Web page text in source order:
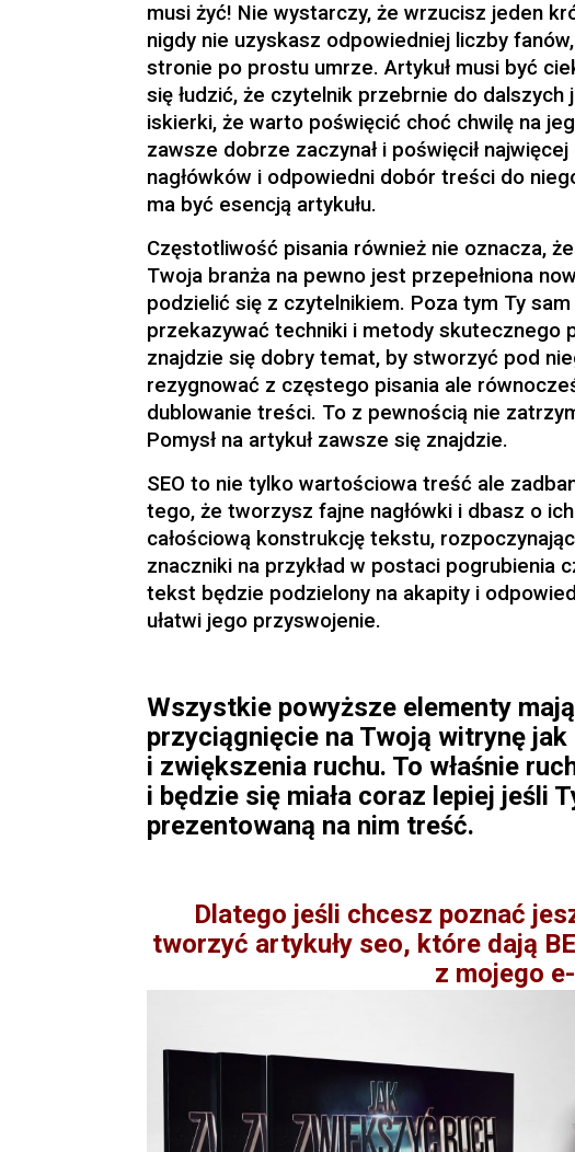
musi żyć! Nie wystarczy, że wrzucisz jeden
nigdy nie uzyskasz odpowiedniej liczby
stronie po prostu umrze. Artykuł musi być
się łudzić, że czytelnik przebrnie do
iskierki, że warto poświęcić choć chwilę na
zawsze dobrze zaczynał i poświęcił
nagłówków i odpowiedni dobór treści do
ma być esencją artykułu.
Częstotliwość pisania również nie oznacza,
Twoja branża na pewno jest przepełniona
podzielić się z czytelnikiem. Poza tym Ty
przekazywać techniki i metody skutecznego
znajdzie się dobry temat, by stworzyć pod
rezygnować z częstego pisania ale
dublowanie treści. To z pewnością nie
Pomysł na artykuł zawsze się znajdzie.
SEO to nie tylko wartościowa treść ale
tego, że tworzysz fajne nagłówki i dbasz o
całościową konstrukcję tekstu,
znaczniki na przykład w postaci pogrubienia
tekst będzie podzielony na akapity i
ułatwi jego przyswojenie.
Wszystkie powyższe elementy
przyciągnięcie na Twoją witrynę
i zwiększenia ruchu. To właśnie
i będzie się miała coraz lepiej jeśli
prezentowaną na nim treść.
Dlatego jeśli chcesz poznać
tworzyć artykuły seo, które dają
z mojego